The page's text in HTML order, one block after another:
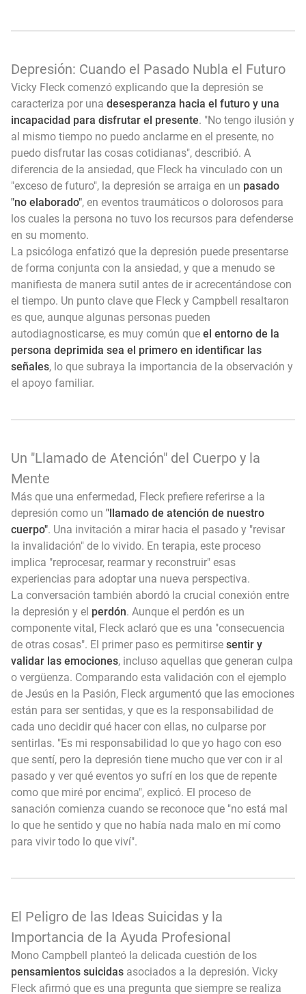
Depresión: Cuando el Pasado Nubla el Futuro
Vicky Fleck comenzó explicando que la depresión se
caracteriza por una desesperanza hacia el futuro y una
incapacidad para disfrutar el presente. "No tengo ilusión y
al mismo tiempo no puedo anclarme en el presente, no
puedo disfrutar las cosas cotidianas", describió. A
diferencia de la ansiedad, que Fleck ha vinculado con un
"exceso de futuro", la depresión se arraiga en un pasado
"no elaborado", en eventos traumáticos o dolorosos para
los cuales la persona no tuvo los recursos para defenderse
en su momento.
La psicóloga enfatizó que la depresión puede presentarse
de forma conjunta con la ansiedad, y que a menudo se
manifiesta de manera sutil antes de ir acrecentándose con
el tiempo. Un punto clave que Fleck y Campbell resaltaron
es que, aunque algunas personas pueden
autodiagnosticarse, es muy común que el entorno de la
persona deprimida sea el primero en identificar las
señales, lo que subraya la importancia de la observación y
el apoyo familiar.
Un "Llamado de Atención" del Cuerpo y la
Mente
Más que una enfermedad, Fleck prefiere referirse a la
depresión como un "llamado de atención de nuestro
cuerpo". Una invitación a mirar hacia el pasado y "revisar
la invalidación" de lo vivido. En terapia, este proceso
implica "reprocesar, rearmar y reconstruir" esas
experiencias para adoptar una nueva perspectiva.
La conversación también abordó la crucial conexión entre
la depresión y el perdón. Aunque el perdón es un
componente vital, Fleck aclaró que es una "consecuencia
de otras cosas". El primer paso es permitirse sentir y
validar las emociones, incluso aquellas que generan culpa
o vergüenza. Comparando esta validación con el ejemplo
de Jesús en la Pasión, Fleck argumentó que las emociones
están para ser sentidas, y que es la responsabilidad de
cada uno decidir qué hacer con ellas, no culparse por
sentirlas. "Es mi responsabilidad lo que yo hago con eso
que sentí, pero la depresión tiene mucho que ver con ir al
pasado y ver qué eventos yo sufrí en los que de repente
como que miré por encima", explicó. El proceso de
sanación comienza cuando se reconoce que "no está mal
lo que he sentido y que no había nada malo en mí como
para vivir todo lo que viví".
El Peligro de las Ideas Suicidas y la
Importancia de la Ayuda Profesional
Mono Campbell planteó la delicada cuestión de los
pensamientos suicidas asociados a la depresión. Vicky
Fleck afirmó que es una pregunta que siempre se realiza